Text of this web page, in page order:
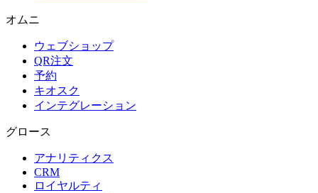
オムニ
ウェブショップ
QR注文
予約
キオスク
インテグレーション
グロース
アナリティクス
CRM
ロイヤルティ